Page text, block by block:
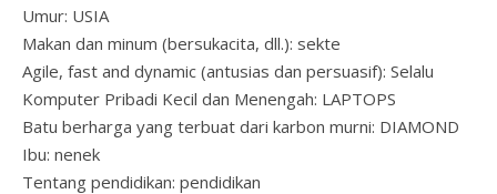
Umur: USIA
Makan dan minum (bersukacita, dll.): sekte
Agile, fast and dynamic (antusias dan persuasif): Selalu
Komputer Pribadi Kecil dan Menengah: LAPTOPS
Batu berharga yang terbuat dari karbon murni: DIAMOND
Ibu: nenek
Tentang pendidikan: pendidikan